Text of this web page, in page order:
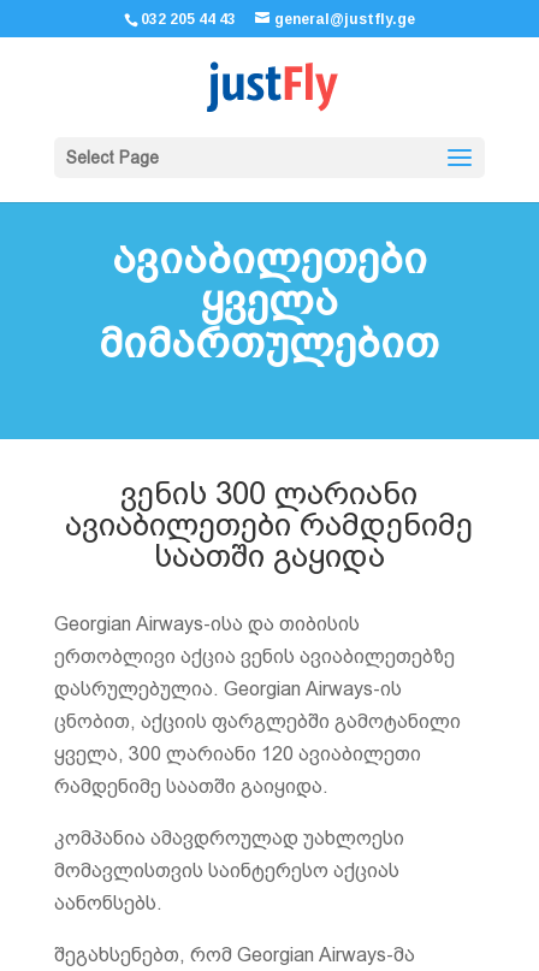
032 205 44 43 general@justfly.ge
Select Page
ავიაბილეთები
ყველა
მიმართულებით
ვენის 300 ლარიანი
ავიაბილეთები რამდენიმე
საათში გაყიდა
Georgian Airways-ისა და თიბისის
ერთობლივი აქცია ვენის ავიაბილეთებზე
დასრულებულია. Georgian Airways-ის
ცნობით, აქციის ფარგლებში გამოტანილი
ყველა, 300 ლარიანი 120 ავიაბილეთი
რამდენიმე საათში გაიყიდა.
კომპანია ამავდროულად უახლოესი
მომავლისთვის საინტერესო აქციას
აანონსებს.
შეგახსენებთ, რომ Georgian Airways-მა